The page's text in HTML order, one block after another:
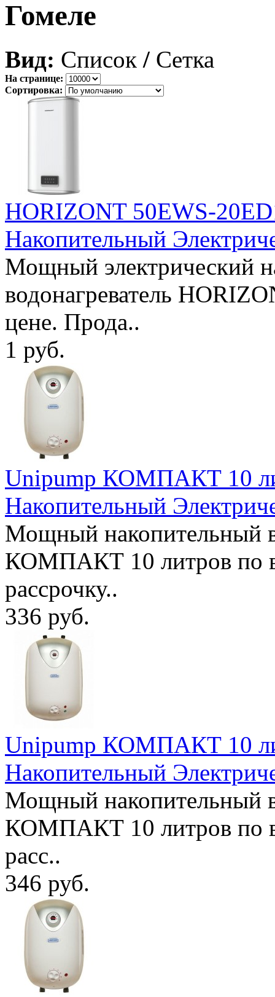
Гомеле
Вид: Список / Сетка
На странице:
Сортировка:
HORIZONT 50EWS-
Накопительный
Мощный электрический
водонагреватель
цене. Прода..
1 руб.
Unipump КОМПАКТ 10
Накопительный
Мощный накопительный
КОМПАКТ 10 литров по
рассрочку..
336 руб.
Unipump КОМПАКТ 10
Накопительный
Мощный накопительный
КОМПАКТ 10 литров по
расс..
346 руб.